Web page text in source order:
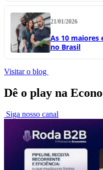
21/01/2026
As 10 maiores
no Brasil
Visitar o blog
Dê o play na
Siga nosso canal